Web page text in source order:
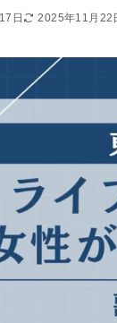
日 2025年11月22